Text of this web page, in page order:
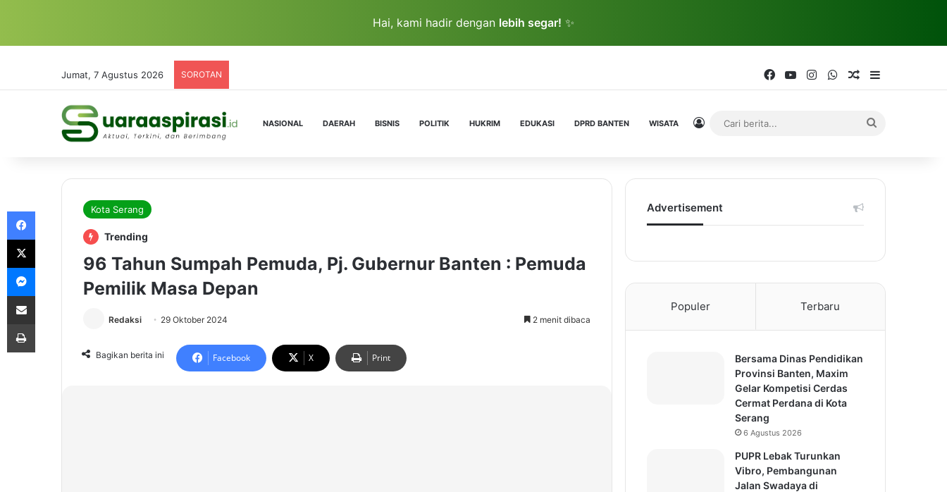
Hai, kami hadir dengan lebih segar! ✨
Jumat, 7 Agustus 2026 SOROTAN FacebookYouTubeInstagramWhatsAppRandom Article
NASIONAL DAERAH BISNIS POLITIK HUKRIM EDUKASI DPRD BANTEN WISATA Log In
Kota Serang
Trending
96 Tahun Sumpah Pemuda, Pj. Gubernur Banten : Pemuda
Pemilik Masa Depan
Redaksi 29 Oktober 2024 2 menit dibaca
Bagikan berita ini Facebook X Print
Advertisement
Populer Terbaru
Bersama Dinas Pendidikan
Provinsi Banten, Maxim
Gelar Kompetisi Cerdas
Cermat Perdana di Kota
Serang
6 Agustus 2026
PUPR Lebak Turunkan
Vibro, Pembangunan
Jalan Swadaya di
Messenger